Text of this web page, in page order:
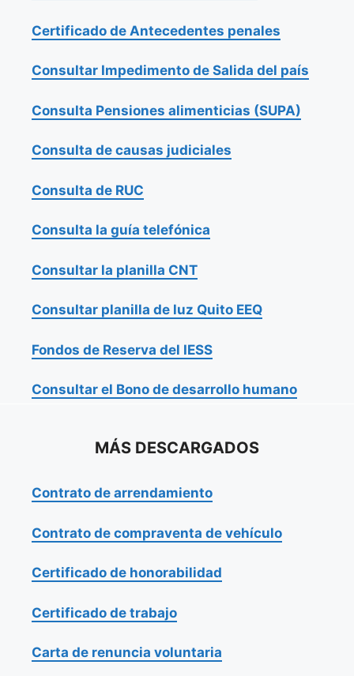
Certificado de Antecedentes penales
Consultar Impedimento de Salida del país
Consulta Pensiones alimenticias (SUPA)
Consulta de causas judiciales
Consulta de RUC
Consulta la guía telefónica
Consultar la planilla CNT
Consultar planilla de luz Quito EEQ
Fondos de Reserva del IESS
Consultar el Bono de desarrollo humano
MÁS DESCARGADOS
Contrato de arrendamiento
Contrato de compraventa de vehículo
Certificado de honorabilidad
Certificado de trabajo
Carta de renuncia voluntaria